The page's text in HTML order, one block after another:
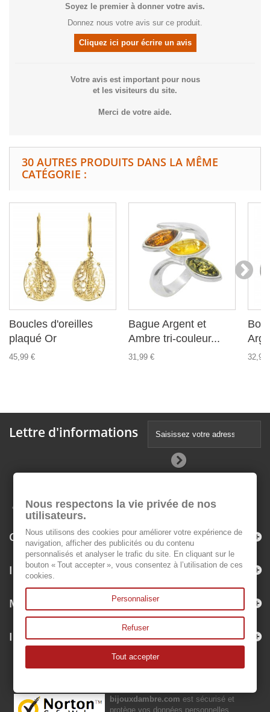
Soyez le premier à donner votre avis.
Donnez nous votre avis sur ce produit.
Cliquez ici pour écrire un avis
Votre avis est important pour nous
et les visiteurs du site.
Merci de votre aide.
30 AUTRES PRODUITS DANS LA MÊME
CATÉGORIE :
Boucles d'oreilles
plaqué Or
45,99 €
Bague Argent et
Ambre tri-couleur...
31,99 € 32,99
Lettre d'informations
Catégories
Informations
Mon compte
Informations sur votre boutique
bijouxdambre.com est sécurisé et
protège vos données personnelles.
Nous respectons la vie privée de nos
utilisateurs.
Nous utilisons des cookies pour améliorer votre expérience de
navigation, afficher des publicités ou du contenu
personnalisés et analyser le trafic du site. En cliquant sur le
bouton « Tout accepter », vous consentez à l’utilisation de ces
cookies.
Personnaliser
Refuser
Tout accepter